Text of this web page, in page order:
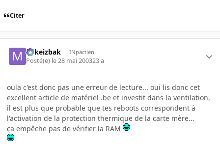
Citer
Mikeizbak INpactien
Posté(e) le 28 mai 200323 a
oula c'est donc pas une erreur de lecture... oui lis donc cet
excellent article de matériel .be et investit dans la ventilation,
il est plus que probable que tes reboots correspondent à
l'activation de la protection thermique de la carte mère...
ça empêche pas de vérifier la RAM